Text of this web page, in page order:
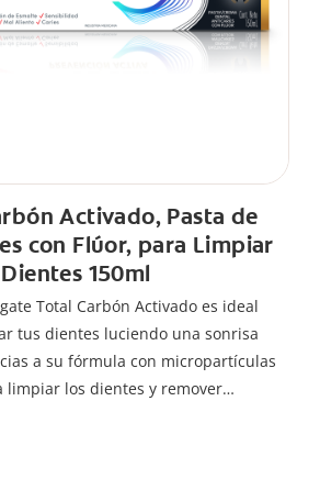
Activado, Pasta de
con Flúor, para Limpiar
150ml
Total Carbón Activado es ideal
tus dientes luciendo una sonrisa
a su fórmula con micropartículas
limpiar los dientes y remover